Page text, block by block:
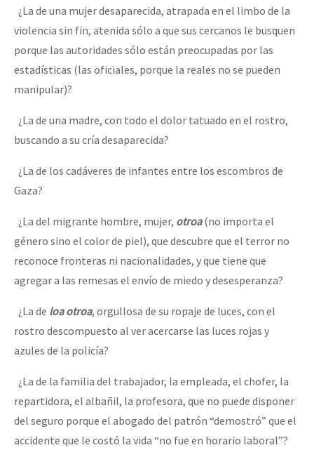
Niñxs
ETIQUETAS
MULTIMEDIA
Audio
Fotorreportaje
Video
Otras secciones
Semillero Guerra contra la Humanidad. (Las poblaciones y
la naturaleza bajo asedio)
Libros para descargar
Eventos
Contacto
Se o México sabe, que o mundo saiba! Nossas lutas pela
[25 abr – CDMX] Tokín por el CNI: 30 años de Resistencia y
¿La de una mujer desaparecida, atrapada en el limbo de la
violencia sin fin, atenida sólo a que sus cercanos le busquen
porque las autoridades sólo están preocupadas por las
estadísticas (las oficiales, porque la reales no se pueden
manipular)?
¿La de una madre, con todo el dolor tatuado en el rostro,
buscando a su cría desaparecida?
¿La de los cadáveres de infantes entre los escombros de
Gaza?
¿La del migrante hombre, mujer, otroa(no importa el
género sino el color de piel), que descubre que el terror no
reconoce fronteras ni nacionalidades, y que tiene que
agregar a las remesas el envío de miedo y desesperanza?
¿La de loa otroa, orgullosa de su ropaje de luces, con el
rostro descompuesto al ver acercarse las luces rojas y
azules de la policía?
¿La de la familia del trabajador, la empleada, el chofer, la
repartidora, el albañil, la profesora, que no puede disponer
del seguro porque el abogado del patrón “demostró” que el
accidente que le costó la vida “no fue en horario laboral”?